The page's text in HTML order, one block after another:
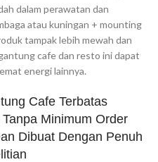
dalam perawatan dan
atau kuningan + mounting
tampak lebih mewah dan
cafe dan resto ini dapat
energi lainnya.
Cafe Terbatas
Minimum Order
Dibuat Dengan Penuh